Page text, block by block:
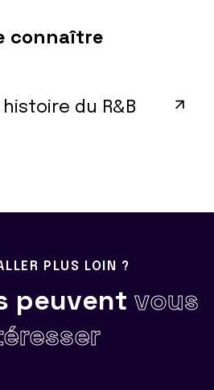
connaître
du R&B
PLUS LOIN ?
peuvent vous